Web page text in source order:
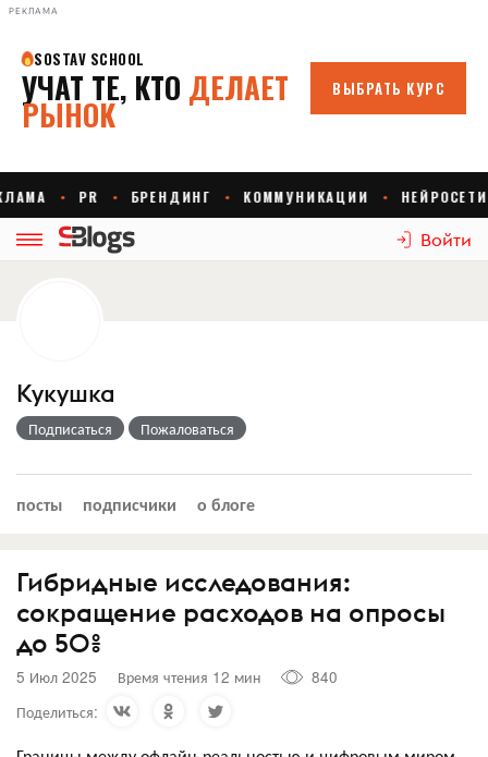
РЕКЛАМА
Войти
Кукушка
Подписаться Пожаловаться
посты подписчики о блоге
Гибридные исследования:
сокращение расходов на опросы
до 50%
5 Июл 2025 Время чтения 12 мин
840
Поделиться: